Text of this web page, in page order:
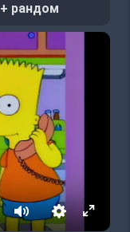
+ рандом